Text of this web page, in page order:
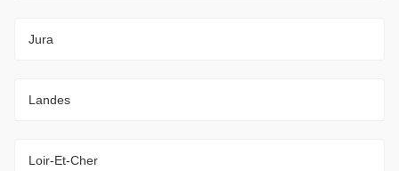
Jura
Landes
Loir-Et-Cher